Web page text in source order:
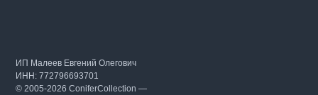
ИП Малеев Евгений Олегович
ИНН: 772796693701
© 2005-2026 ConiferCollection —